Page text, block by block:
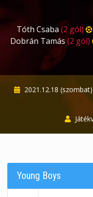
Tóth Csaba(2 gól)
Dobrán Tamás (2 gól)
2021.12.18
Young Boys